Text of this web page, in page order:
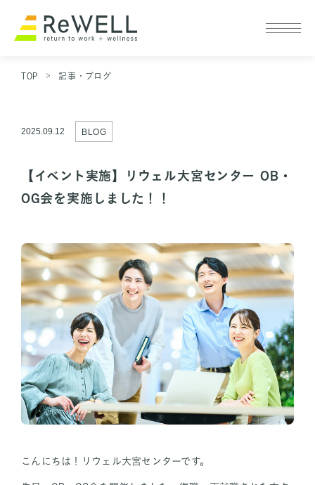
企業情報
サービス概要
サービス概要 TOP
法人向け 復職支援
リワーク施設一覧
採用
ニュース
お問い合わせ
お問い合わせ TOP
TOP 記事・ブログ
2025.09.12 BLOG
【イベント実施】リウェル大宮センター OB・
OG会を実施しました！！
こんにちは！リウェル大宮センターです。